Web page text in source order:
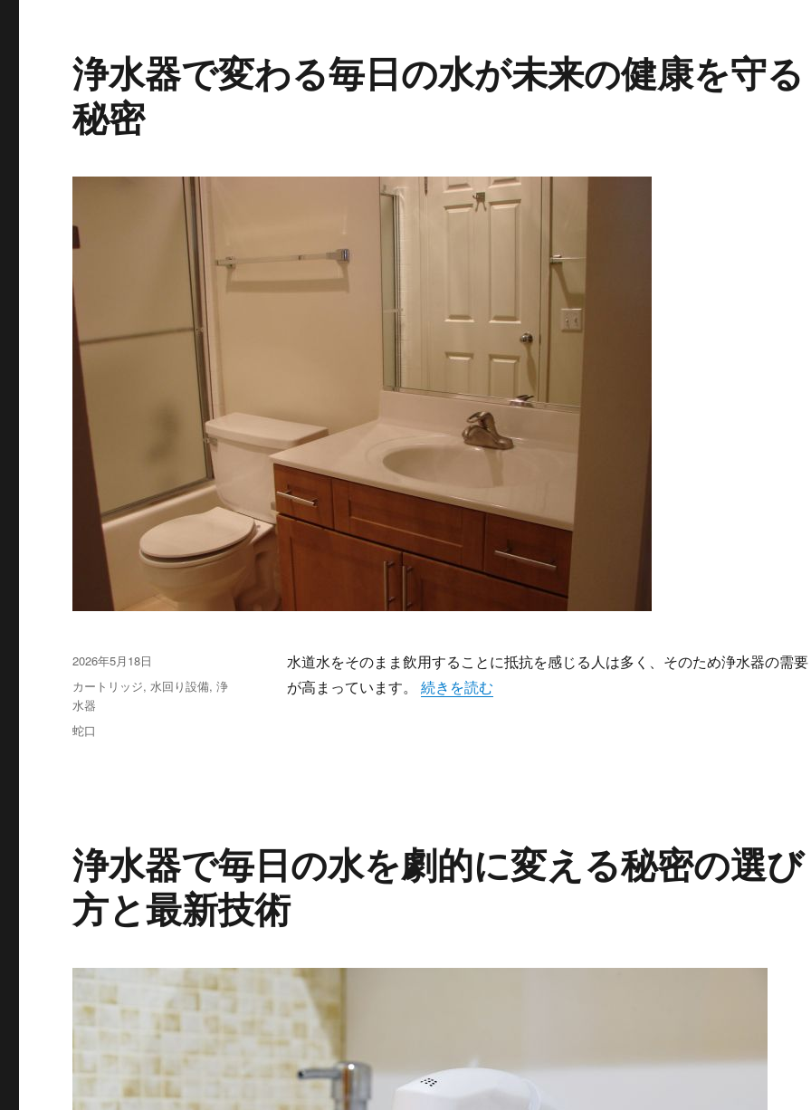
浄水器で変わる毎日の水が未来の健康を守る
秘密
水道水をそのまま飲用することに抵抗を感じる人は多く、そのため浄水器の需要
が高まっています。 “浄水器で変わる毎日の水が未来の健康を守る秘密” の
続きを読む
投
稿
日:
2026年5月18日
カ
テ
ゴ
リ
カートリッジ,水回り設備,浄
水器
タ
蛇口
浄水器で毎日の水を劇的に変える秘密の選び
方と最新技術